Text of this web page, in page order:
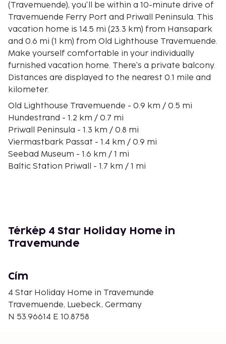
(Travemuende), you'll be within a 10-minute drive of
Travemuende Ferry Port and Priwall Peninsula. This
vacation home is 14.5 mi (23.3 km) from Hansapark
and 0.6 mi (1 km) from Old Lighthouse Travemuende.
Make yourself comfortable in your individually
furnished vacation home. There's a private balcony.
Distances are displayed to the nearest 0.1 mile and
kilometer.
Old Lighthouse Travemuende - 0.9 km / 0.5 mi
Hundestrand - 1.2 km / 0.7 mi
Priwall Peninsula - 1.3 km / 0.8 mi
Viermastbark Passat - 1.4 km / 0.9 mi
Seebad Museum - 1.6 km / 1 mi
Baltic Station Priwall - 1.7 km / 1 mi
Karls Adventure Village - Warnsdorf - 5.1 km / 3.2 mi
Niendorf Bird Park - 6.9 km / 4.3 mi
Hemmelsdorfer See - 7.5 km / 4.7 mi
The nearest airports are:
Lübeck (LBC) - 41.8 km / 26 mi
Hamburg Airport (HAM) - 89.4 km / 55.5 mi
Térkép 4 Star Holiday Home in
Travemunde
Cím
4 Star Holiday Home in Travemunde
Travemuende, Luebeck, Germany
N 53.96614 E 10.8758